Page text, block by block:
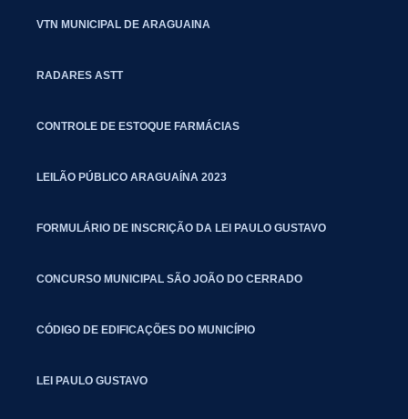
VTN MUNICIPAL DE ARAGUAINA
RADARES ASTT
CONTROLE DE ESTOQUE FARMÁCIAS
LEILÃO PÚBLICO ARAGUAÍNA 2023
FORMULÁRIO DE INSCRIÇÃO DA LEI PAULO GUSTAVO
CONCURSO MUNICIPAL SÃO JOÃO DO CERRADO
CÓDIGO DE EDIFICAÇÕES DO MUNICÍPIO
LEI PAULO GUSTAVO